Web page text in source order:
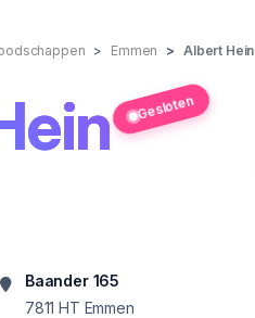
Emmen Albert Hein
Gesloten
Baander 165
7811 HT Emmen